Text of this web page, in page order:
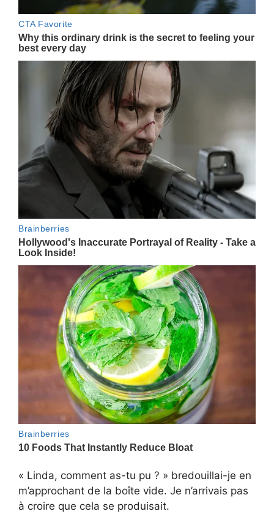
« Linda, comment as-tu pu ? » bredouillai-je en
m’approchant de la boîte vide. Je n’arrivais pas
à croire que cela se produisait.